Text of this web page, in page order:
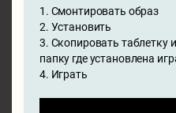
1. Смонтировать образ
2. Установить
3. Скопировать таблетку
папку где установлена
4. Играть